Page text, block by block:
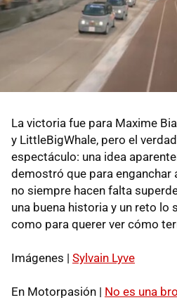
La victoria fue para Maxime
y LittleBigWhale, pero el
espectáculo: una idea
demostró que para enganchar
no siempre hacen falta
una buena historia y un reto lo
como para querer ver cómo
Imágenes | Sylvain Lyve
En Motorpasión | No es una